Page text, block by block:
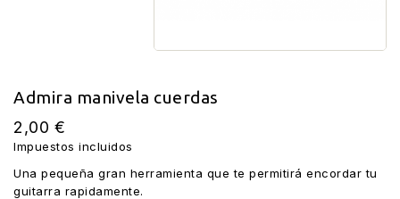
Admira manivela cuerdas
2,00 €
Impuestos incluidos
Una pequeña gran herramienta que te permitirá encordar tu
guitarra rapidamente.